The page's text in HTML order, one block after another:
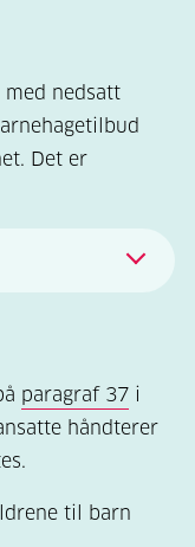
nedsatt
Det er
hva det
de andre
i
paragraf 37 i
håndterer
til barn